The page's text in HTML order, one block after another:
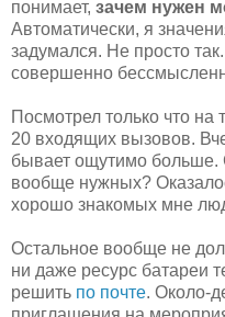
понимает, зачем нужен
Автоматически, я
задумался. Не просто
совершенно
Посмотрел только что
20 входящих вызовов.
бывает ощутимо больше.
вообще нужных?
хорошо знакомых мне
Остальное вообще не
ни даже ресурс
решить по почте. Около-